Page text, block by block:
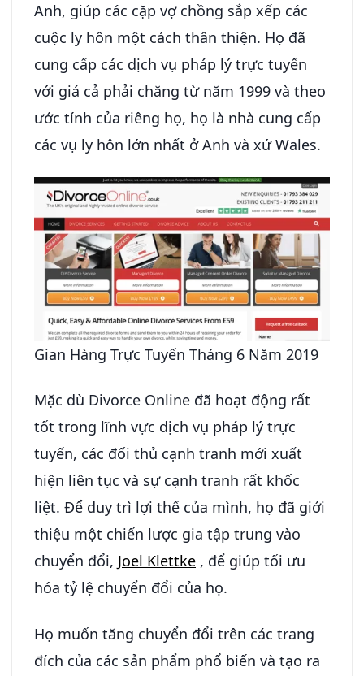
Anh, giúp các cặp vợ chồng sắp xếp các
cuộc ly hôn một cách thân thiện. Họ đã
cung cấp các dịch vụ pháp lý trực tuyến
với giá cả phải chăng từ năm 1999 và theo
ước tính của riêng họ, họ là nhà cung cấp
các vụ ly hôn lớn nhất ở Anh và xứ Wales.
Gian Hàng Trực Tuyến Tháng 6 Năm 2019
Mặc dù Divorce Online đã hoạt động rất
tốt trong lĩnh vực dịch vụ pháp lý trực
tuyến, các đối thủ cạnh tranh mới xuất
hiện liên tục và sự cạnh tranh rất khốc
liệt. Để duy trì lợi thế của mình, họ đã giới
thiệu một chiến lược gia tập trung vào
chuyển đổi, Joel Klettke , để giúp tối ưu
hóa tỷ lệ chuyển đổi của họ.
Họ muốn tăng chuyển đổi trên các trang
đích của các sản phẩm phổ biến và tạo ra